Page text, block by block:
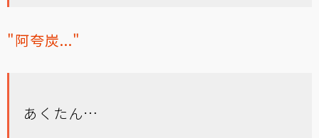
"阿夸炭..."
あくたん…